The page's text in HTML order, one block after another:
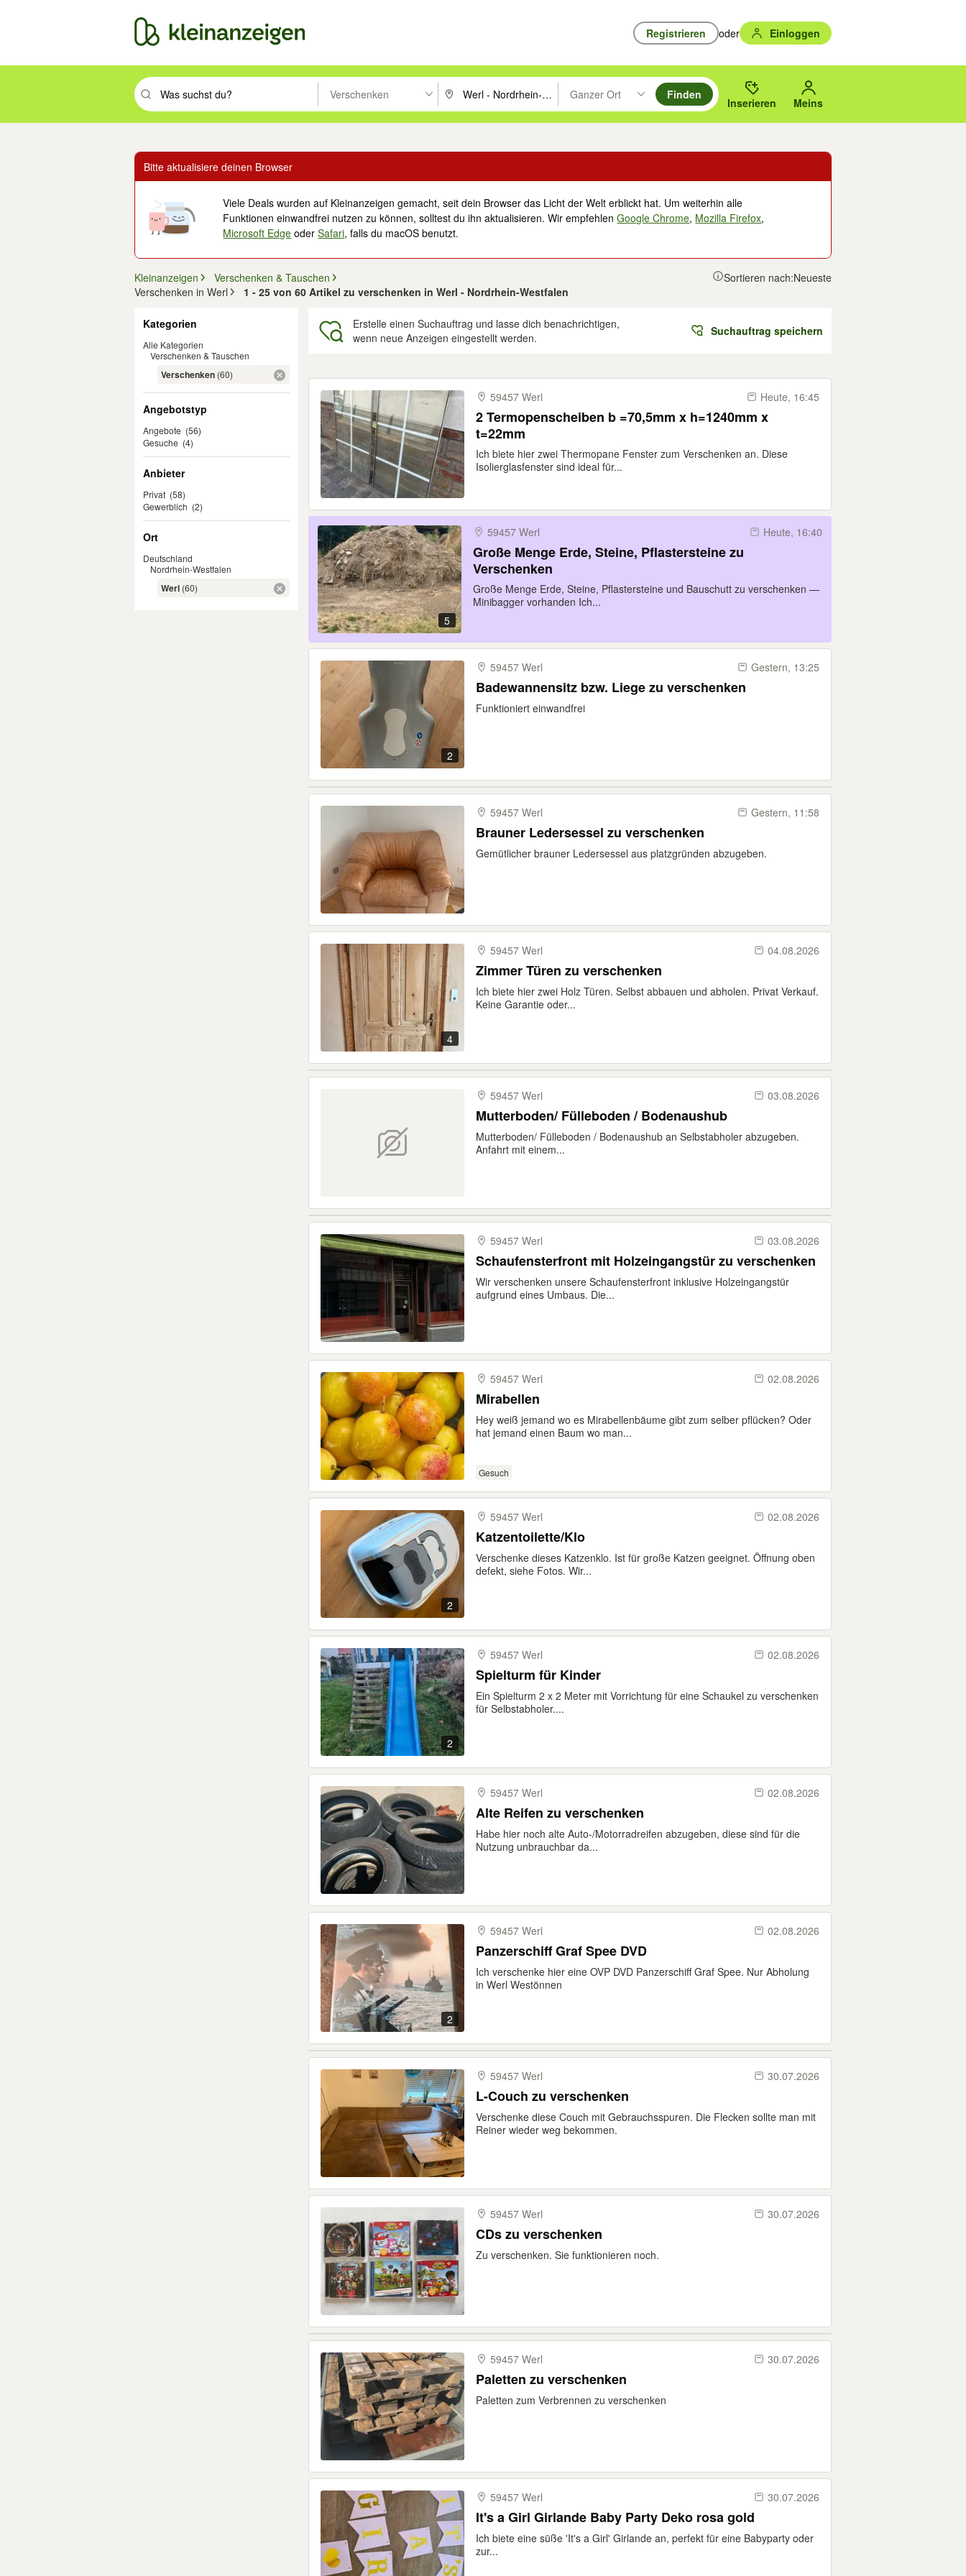
Registrieren oder Einloggen
Suchbegriff eingeben. Eingabetaste drücken um zu suchen, oder Vorschläge mit den Pfeiltasten nach oben/unten durchsuchen und mit Eingabetaste auswählen.
Verschenken PLZ oder Ort eingeben. Eingabetaste drücken um zu suchen, oder Vorschläge mit den Pfeiltasten nach oben/
Ganzer Ort
Suche im Umkreis des gewählten Orts oder PLZ.
Finden
Inserieren Meins
Bitte aktualisiere deinen Browser
Viele Deals wurden auf Kleinanzeigen gemacht, seit dein Browser das Licht der Welt erblickt hat. Um weiterhin alle
Funktionen einwandfrei nutzen zu können, solltest du ihn aktualisieren. Wir empfehlenGoogle Chrome, Mozilla Firefox,
Microsoft Edge oderSafari, falls du macOS benutzt.
Kleinanzeigen
Verschenken & Tauschen
Verschenken in Werl
1 - 25 von 60 Artikel zu verschenken in Werl - Nordrhein-Westfalen
Sortieren nach:Neueste
Kategorien
Alle Kategorien
Verschenken & Tauschen
Verschenken (60)
Angebotstyp
Angebote (56)
Gesuche (4)
Anbieter
Privat (58)
Gewerblich (2)
Ort
Deutschland
Nordrhein-Westfalen
Werl (60)
Erstelle einen Suchauftrag und lasse dich benachrichtigen,
wenn neue Anzeigen eingestellt werden.
Suchauftrag speichern
59457 Werl
Heute, 16:45
2 Termopenscheiben b =70,5mm x h=1240mm x
t=22mm
Ich biete hier zwei Thermopane Fenster zum Verschenken an. Diese
Isolierglasfenster sind ideal für...
5
59457 Werl Heute, 16:40
Große Menge Erde, Steine, Pflastersteine zu
Verschenken
Große Menge Erde, Steine, Pflastersteine und Bauschutt zu verschenken —
Minibagger vorhanden Ich...
2
59457 Werl Gestern, 13:25
Badewannensitz bzw. Liege zu verschenken
Funktioniert einwandfrei
59457 Werl Gestern, 11:58
Brauner Ledersessel zu verschenken
Gemütlicher brauner Ledersessel aus platzgründen abzugeben.
4
59457 Werl 04.08.2026
Zimmer Türen zu verschenken
Ich biete hier zwei Holz Türen. Selbst abbauen und abholen. Privat Verkauf.
Keine Garantie oder...
59457 Werl 03.08.2026
Mutterboden/ Fülleboden / Bodenaushub
Mutterboden/ Fülleboden / Bodenaushub an Selbstabholer abzugeben.
Anfahrt mit einem...
59457 Werl 03.08.2026
Schaufensterfront mit Holzeingangstür zu verschenken
Wir verschenken unsere Schaufensterfront inklusive Holzeingangstür
aufgrund eines Umbaus. Die...
59457 Werl 02.08.2026
Mirabellen
Hey weiß jemand wo es Mirabellenbäume gibt zum selber pflücken? Oder
hat jemand einen Baum wo man...
Gesuch
2
59457 Werl 02.08.2026
Katzentoilette/Klo
Verschenke dieses Katzenklo. Ist für große Katzen geeignet. Öffnung oben
defekt, siehe Fotos. Wir...
2
59457 Werl 02.08.2026
Spielturm für Kinder
Ein Spielturm 2 x 2 Meter mit Vorrichtung für eine Schaukel zu verschenken
für Selbstabholer....
59457 Werl 02.08.2026
Alte Reifen zu verschenken
Habe hier noch alte Auto-/Motorradreifen abzugeben, diese sind für die
Nutzung unbrauchbar da...
2
59457 Werl 02.08.2026
Panzerschiff Graf Spee DVD
Ich verschenke hier eine OVP DVD Panzerschiff Graf Spee. Nur Abholung
in Werl Westönnen
59457 Werl 30.07.2026
L-Couch zu verschenken
Verschenke diese Couch mit Gebrauchsspuren. Die Flecken sollte man mit
Reiner wieder weg bekommen.
59457 Werl 30.07.2026
CDs zu verschenken
Zu verschenken. Sie funktionieren noch.
59457 Werl 30.07.2026
Paletten zu verschenken
Paletten zum Verbrennen zu verschenken
59457 Werl 30.07.2026
It's a Girl Girlande Baby Party Deko rosa gold
Ich biete eine süße 'It's a Girl' Girlande an, perfekt für eine Babyparty oder
zur...